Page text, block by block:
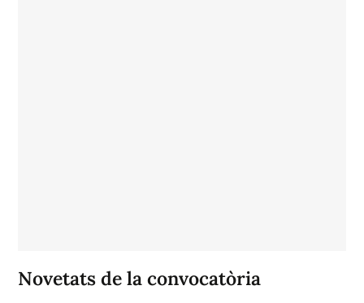
Novetats de la convocatòria